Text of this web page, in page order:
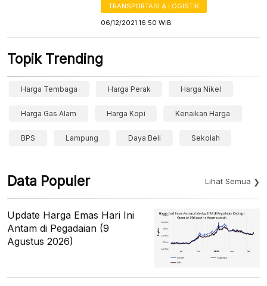
TRANSPORTASI & LOGISTIK
06/12/2021 16:50 WIB
Topik Trending
Harga Tembaga Harga Perak Harga Nikel
Harga Gas Alam Harga Kopi Kenaikan Harga
BPS Lampung Daya Beli Sekolah
Data Populer Lihat Semua
Update Harga Emas Hari Ini
Antam di Pegadaian (9
Agustus 2026)